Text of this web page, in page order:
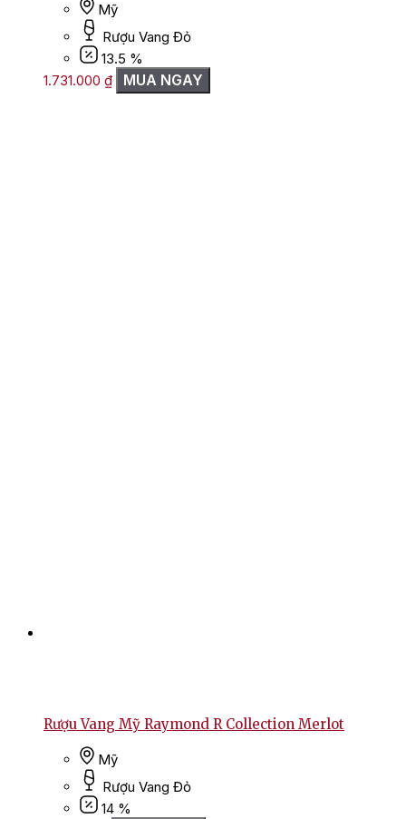
Mỹ
Rượu Vang Đỏ
13.5 %
1.731.000 ₫ MUA NGAY
Rượu Vang Mỹ Raymond R Collection Merlot
Mỹ
Rượu Vang Đỏ
14 %